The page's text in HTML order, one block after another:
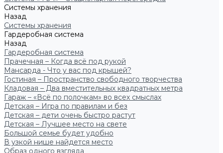
Системы хранения
Назад
Системы хранения
Гардеробная система
Назад
Гардеробная система
Прачечная – Когда всё под рукой
Мансарда - Что у вас под крышей?
Гостиная – Пространство свободного творчества
Кладовая – Два вместительных квадратных метра
Гараж – «Всё по полочкам» во всех смыслах
Детская – Игра по правилам и без
Детская – дети очень быстро растут
Детская – Лучшее место на свете
Большой семье будет удобно
В узкой нише найдется место
Образ одного взгляда